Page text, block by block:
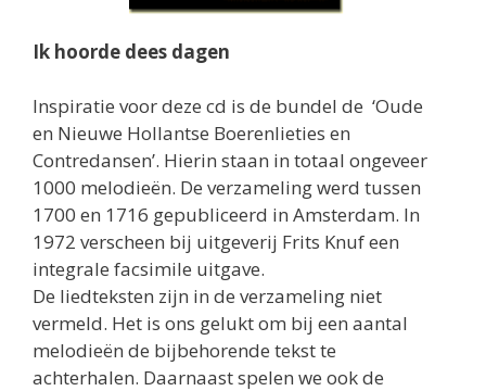
Ik hoorde dees dagen
Inspiratie voor deze cd is de bundel de ‘Oude
en Nieuwe Hollantse Boerenlieties en
Contredansen’. Hierin staan in totaal ongeveer
1000 melodieën. De verzameling werd tussen
1700 en 1716 gepubliceerd in Amsterdam. In
1972 verscheen bij uitgeverij Frits Knuf een
integrale facsimile uitgave.
De liedteksten zijn in de verzameling niet
vermeld. Het is ons gelukt om bij een aantal
melodieën de bijbehorende tekst te
achterhalen. Daarnaast spelen we ook de